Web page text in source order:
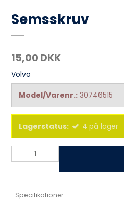
Semsskruv
15,00 DKK
Volvo
Model/Varenr.: 30746515
Lagerstatus: 4 på lager
Specifikationer